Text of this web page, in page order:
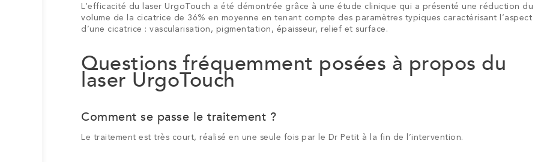
L’efficacité du laser UrgoTouch a été démontrée grâce à une étude clinique qui a présenté une réduction du
volume de la cicatrice de 36% en moyenne en tenant compte des paramètres typiques caractérisant l’aspect
d’une cicatrice : vascularisation, pigmentation, épaisseur, relief et surface.
Questions fréquemment posées à propos du
laser UrgoTouch
Comment se passe le traitement ?
Le traitement est très court, réalisé en une seule fois par le Dr Petit à la fin de l’intervention.
Mes
vision
de
CabinetCabinet